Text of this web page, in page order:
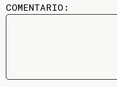
COMENTARIO: